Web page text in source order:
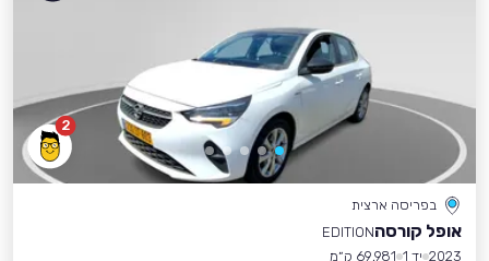
2
בפריסה ארצית
אופל קורסהEDITION
2023 יד 1
69,981 ק״מ